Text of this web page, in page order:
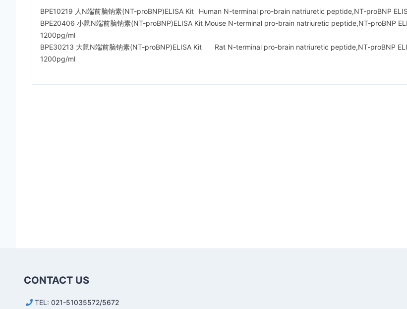
BPE10219 人N端前脑钠素(NT-proBNP)ELISA Kit
Human N-terminal pro-brain natriuretic peptide,NT-proBNP
BPE20406 小鼠N端前脑钠素(NT-proBNP)ELISA Kit Mouse N-terminal pro-brain natriuretic peptide,NT-proBNP
1200pg/ml
BPE30213 大鼠N端前脑钠素(NT-proBNP)ELISA Kit
Rat N-terminal pro-brain natriuretic peptide,NT-proBNP
1200pg/ml
CONTACT US
TEL: 021-51035572/5672